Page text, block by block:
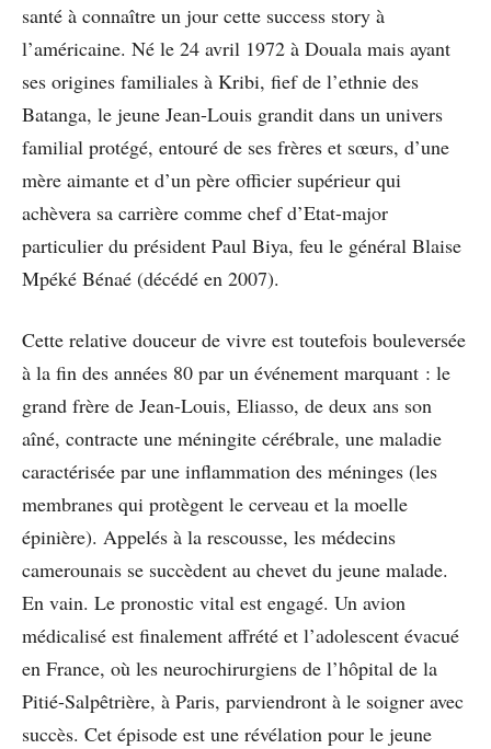
santé à connaître un jour cette success story à
l’américaine. Né le 24 avril 1972 à Douala mais ayant
ses origines familiales à Kribi, fief de l’ethnie des
Batanga, le jeune Jean-Louis grandit dans un univers
familial protégé, entouré de ses frères et sœurs, d’une
mère aimante et d’un père officier supérieur qui
achèvera sa carrière comme chef d’Etat-major
particulier du président Paul Biya, feu le général Blaise
Mpéké Bénaé (décédé en 2007).
Cette relative douceur de vivre est toutefois bouleversée
à la fin des années 80 par un événement marquant : le
grand frère de Jean-Louis, Eliasso, de deux ans son
aîné, contracte une méningite cérébrale, une maladie
caractérisée par une inflammation des méninges (les
membranes qui protègent le cerveau et la moelle
épinière). Appelés à la rescousse, les médecins
camerounais se succèdent au chevet du jeune malade.
En vain. Le pronostic vital est engagé. Un avion
médicalisé est finalement affrété et l’adolescent évacué
en France, où les neurochirurgiens de l’hôpital de la
Pitié-Salpêtrière, à Paris, parviendront à le soigner avec
succès. Cet épisode est une révélation pour le jeune